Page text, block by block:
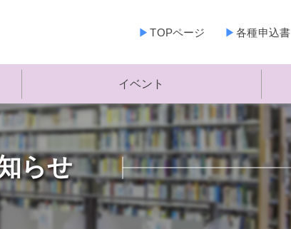
TOPページ 各種申込書
イベント
らせ